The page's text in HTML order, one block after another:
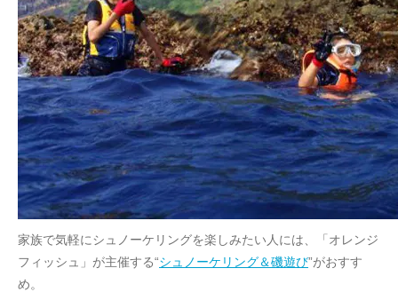
家族で気軽にシュノーケリングを楽しみたい人には、「オレンジ
フィッシュ」が主催する“シュノーケリング＆磯遊び”がおすす
め。